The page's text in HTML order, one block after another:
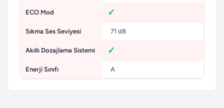
ECO Mod
Sıkma Ses Seviyesi 71 dB
Akıllı Dozajlama Sistemi
Enerji Sınıfı A